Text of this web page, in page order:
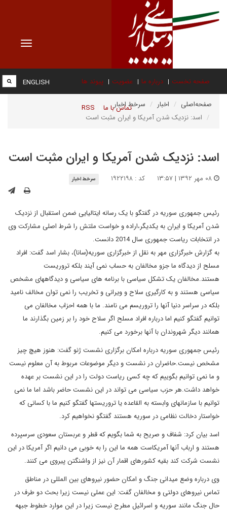
Toggle
صفحه نخست درباره ما عضویت پیوند ها
تماس با ما RSS
ENGLISH
صفحه‌اصلی اخبار
سرخط اخبار
اسد: نزدیک شدن آمریکا و ایران مثبت است
اسد: نزدیک شدن آمریکا و ایران مثبت است
کد : ۱۹۲۲۱۹۸ سرخط اخبار
رئیس جمهوری سوریه در گفتگو با یک رسانه ایتالیایی ضمن استقبال از نزدیک
شدن آمریکا و ایران به یکدیگر،اراده و خواست ملتش را شرط اصلی مشارکت وی
در انتخابات ریاست جمهوری سال 2014 دانست.
به گزارش خبرگزاری مهر به نقل از خبرگزاری سوریه(سانا)، بشار اسد گفت: افراد
مسلح از دیدگاه ما جزو مخالفان به حساب نمی آیند بلکه تروریست
هستند.مخالفان یک تشکل سیاسی با برنامه های سیاسی و دیدگاههای مشخص
سیاسی هستند و به کارگیری سلاح و ویرانی و تخریب را نمی توان مخالف نامید
بلکه در سراسر دنیا آنها را تروریسم می نامند. ما با همه احزاب مخالفان می
توانیم گفتگو کنیم اما درباره افراد مسلح اگر سلاح خود را بر زمین بگذارند ما
همانند دیگر شهروندان با آنها برخورد می کنیم.
رئیس جمهوری سوریه درباره امکان برگزاری نشست ژنو گفت: هنوز هیچ چیز
مشخص نیست.حاضران در نشست و دیگر موضوعات مربوط به آن معلوم نیست
و ما نمی توانیم بگوییم که چه کسی ریاست دولت را در این نشست بر عهده
خواهد داشت.هر حزب سیاسی می تواند در این نشست حاضر باشد اما ما نمی
توانیم با سازمانهای وابسته به القاعده یا تروریستها گفتگو کنیم ما با کسانی که
خواستار دخالت نظامی در سوریه هستند گفتگو نخواهیم کرد.
اسد بیان کرد: شفاف و صریح به شما بگویم که قطر و عربستان سعودی سرسپرده
هستند و ارباب آنها آمریکاست همه ما این را به خوبی می دانیم اگر آمریکا در این
نشست شرکت کند بقیه کشورهای اقمار آن نیز از واشنگتن پیروی می کنند.
وی درباره وضع میدانی جنگ و امکان حضور نیروهای بین المللی در مناطق
تماس نیروهای دولتی و مخالفان گفت: این عملی نیست زیرا بحث دو طرف در
حال جنگ مانند سوریه و اسرائیل مطرح نیست زیرا در این موارد خطوط جبهه